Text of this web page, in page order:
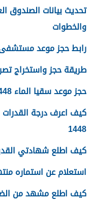
والخطوات
رابط حجز موعد مستشفى
طريقة حجز واستخراج
حجز موعد سقيا الماء 1448 بوابة المواطن
كيف اعرف درجة القدرات
1448
كيف اطلع شهادتي القديمه
استعلام عن استماره منتهيه 1448 وطرق
كيف اطلع مشهد من